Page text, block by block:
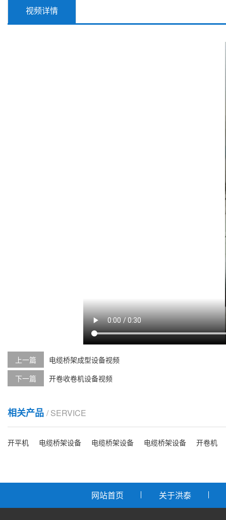
视频详情
上一篇
电缆桥架成型设备视频
下一篇
开卷收卷机设备视频
相关产品 / SERVICE
开平机 电缆桥架设备 电缆桥架设备 电缆桥架设备 开卷机
网站首页 关于洪泰